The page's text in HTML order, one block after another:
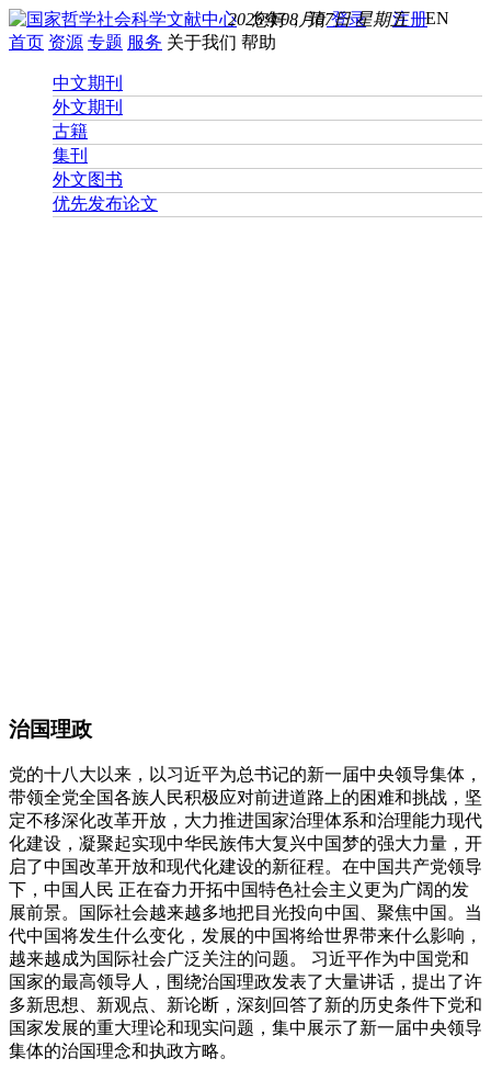
您好， 请登录 注册EN
2026年08月07日 星期五
首页 资源 专题 服务 关于我们 帮助
中文期刊
外文期刊
古籍
集刊
外文图书
优先发布论文
治国理政
党的十八大以来，以习近平为总书记的新一届中央领导集体，
带领全党全国各族人民积极应对前进道路上的困难和挑战，坚
定不移深化改革开放，大力推进国家治理体系和治理能力现代
化建设，凝聚起实现中华民族伟大复兴中国梦的强大力量，开
启了中国改革开放和现代化建设的新征程。在中国共产党领导
下，中国人民 正在奋力开拓中国特色社会主义更为广阔的发
展前景。国际社会越来越多地把目光投向中国、聚焦中国。当
代中国将发生什么变化，发展的中国将给世界带来什么影响，
越来越成为国际社会广泛关注的问题。 习近平作为中国党和
国家的最高领导人，围绕治国理政发表了大量讲话，提出了许
多新思想、新观点、新论断，深刻回答了新的历史条件下党和
国家发展的重大理论和现实问题，集中展示了新一届中央领导
集体的治国理念和执政方略。